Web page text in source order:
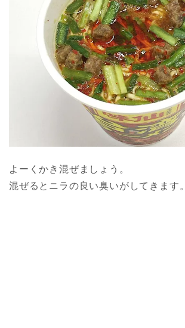
よーくかき混ぜましょう。
混ぜるとニラの良い臭いがしてきます。